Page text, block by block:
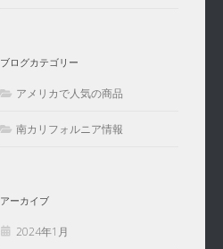
ブログカテゴリー
アメリカで人気の商品
南カリフォルニア情報
アーカイブ
2024年1月